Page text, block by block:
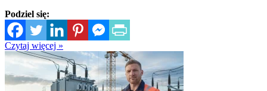
Podziel się:
Czytaj więcej »